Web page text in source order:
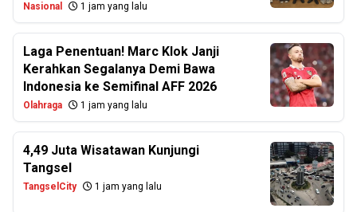
Nasional 1 jam yang lalu
Laga Penentuan! Marc Klok Janji
Kerahkan Segalanya Demi Bawa
Indonesia ke Semifinal AFF 2026
Olahraga 1 jam yang lalu
4,49 Juta Wisatawan Kunjungi
Tangsel
TangselCity 1 jam yang lalu